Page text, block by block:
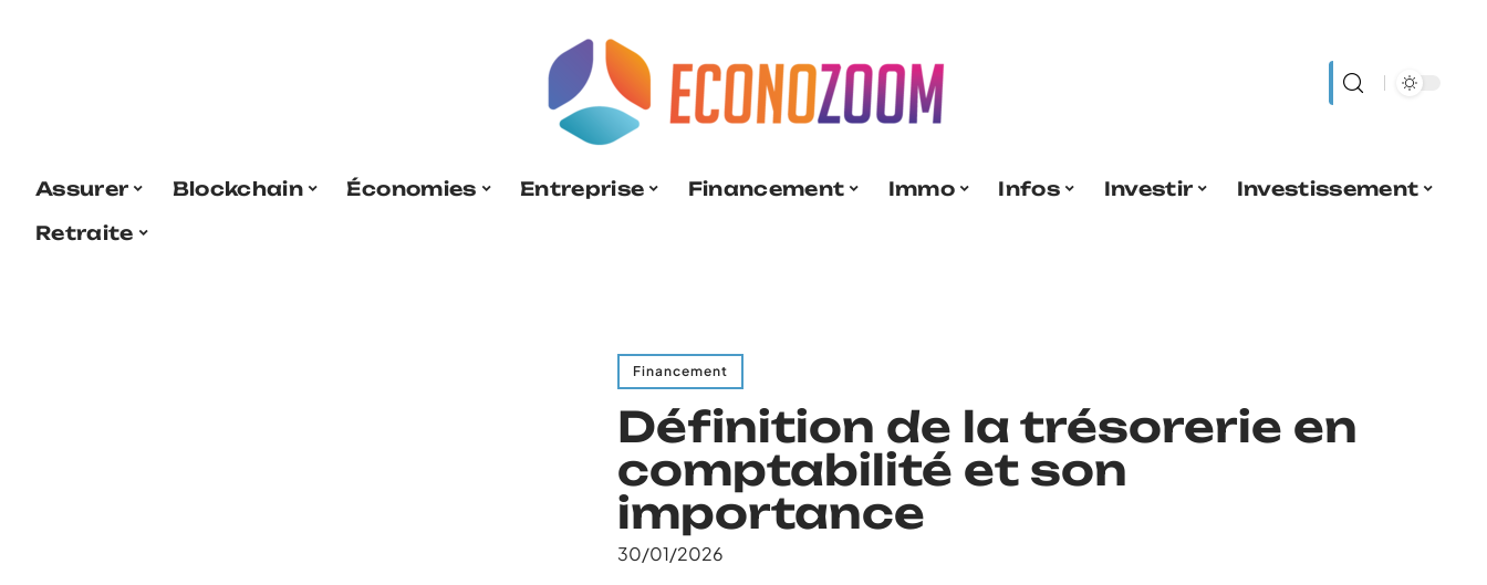
Assurer Blockchain Économies Entreprise Financement Immo Infos Investir
Investissement
Retraite
Financement
Définition de la trésorerie en
comptabilité et son
importance
30/01/2026